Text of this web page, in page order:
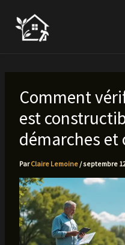
contenu
Comment
est
démarches et
ParClaire Lemoine /septembre